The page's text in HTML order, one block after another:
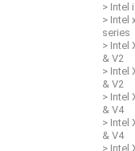
> Intel
> Intel
series
> Intel
& V2
> Intel
& V2
> Intel
& V4
> Intel
& V4